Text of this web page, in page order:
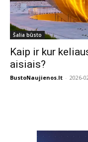
Šalia būsto
Kaip ir kur
aisiais?
BustoNaujienos.lt - 2026-